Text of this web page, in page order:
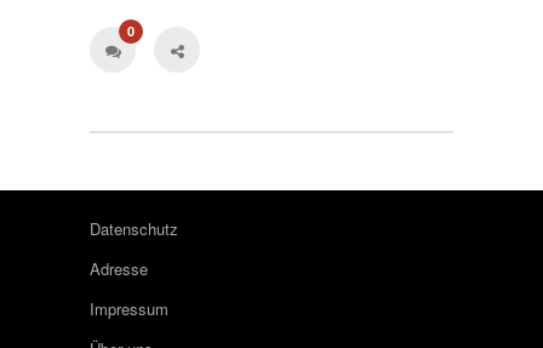
0
Datenschutz
Adresse
Impressum